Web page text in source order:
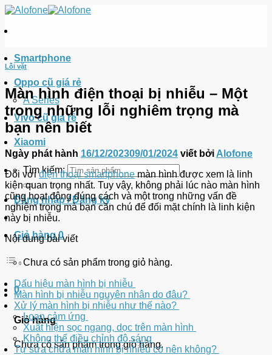
Smartphone
Oppo cũ giá rẻ
A Series
Vivo cũ giá rẻ
Xiaomi
Tìm kiếm:
Đăng nhập / Đăng ký
Giỏ hàng0
Chưa có sản phẩm trong giỏ hàng.
0
Giỏ hàng
Chưa có sản phẩm trong giỏ hàng.
Lỗi vặt
Màn hình điện thoại bị nhiễu – Một
trong những lỗi nghiêm trọng mà
bạn nên biết
Ngày phát hành 16/12/202309/01/2024 viết bởi Alofone
Đối vớiđiện thoại smartphonemàn hình được xem là linh
kiện quan trọng nhất. Tuy vậy, không phải lúc nào màn hình
cũng hoạt động đúng cách và một trong những vấn đề
nghiệm trọng mà bạn cần chú để đối mặt chính là linh kiện
này bị nhiễu.
Nội dung bài viết
Dấu hiệu màn hình bị nhiễu
Màn hình bị nhiễu nguyên nhân do đâu?
Xử lý màn hình bị nhiễu như thế nào?
Loạn cảm ứng
Xuất hiện sọc ngang, dọc trên màn hình
Không thể điều chỉnh độ sáng
Tự sửa chữa màn hình bị nhiễu có nên không?